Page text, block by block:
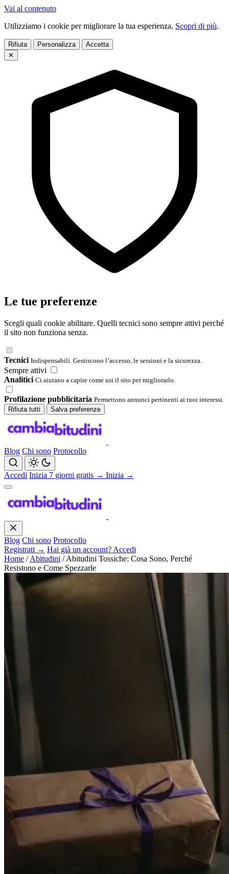
Vai al contenuto
Utilizziamo i cookie per migliorare la tua esperienza. Scopri di più.
Rifiuta Personalizza
Accetta
✕
Le tue preferenze
Scegli quali cookie abilitare. Quelli tecnici sono sempre attivi perché
il sito non funziona senza.
Tecnici Indispensabili. Gestiscono l’accesso, le sessioni e la sicurezza.
Sempre attivi
Analitici Ci aiutano a capire come usi il sito per migliorarlo.
Profilazione pubblicitaria Permettono annunci pertinenti ai tuoi interessi.
Rifiuta tutti
Salva preferenze
Blog Chi sono Protocollo
Accedi Inizia 7 giorni gratis → Inizia →
Blog Chi sono Protocollo
Registrati → Hai già un account? Accedi
Home / Abitudini / Abitudini Tossiche: Cosa Sono, Perché
Resistono e Come Spezzarle